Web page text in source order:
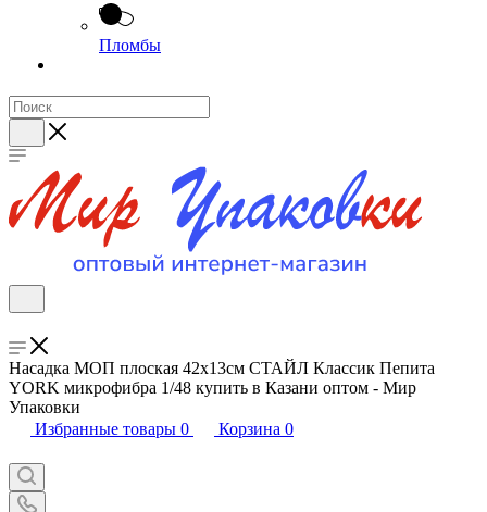
Пломбы
Насадка МОП плоская 42х13см СТАЙЛ Классик Пепита
YORK микрофибра 1/48 купить в Казани оптом - Мир
Упаковки
Избранные товары 0 Корзина 0